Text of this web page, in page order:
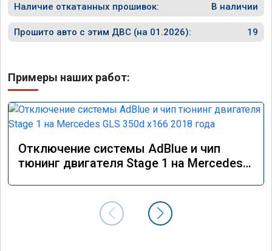
Наличие откатанных прошивок: В наличии
Прошито авто с этим ДВС (на 01.2026): 19
Примеры наших работ:
Отключение системы AdBlue и чип
тюнинг двигателя Stage 1 на Mercedes